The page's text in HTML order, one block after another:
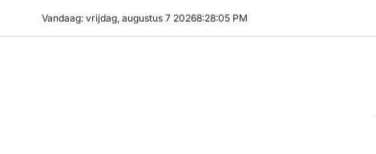
Vandaag: vrijdag, augustus 7 20268:28:06 PM